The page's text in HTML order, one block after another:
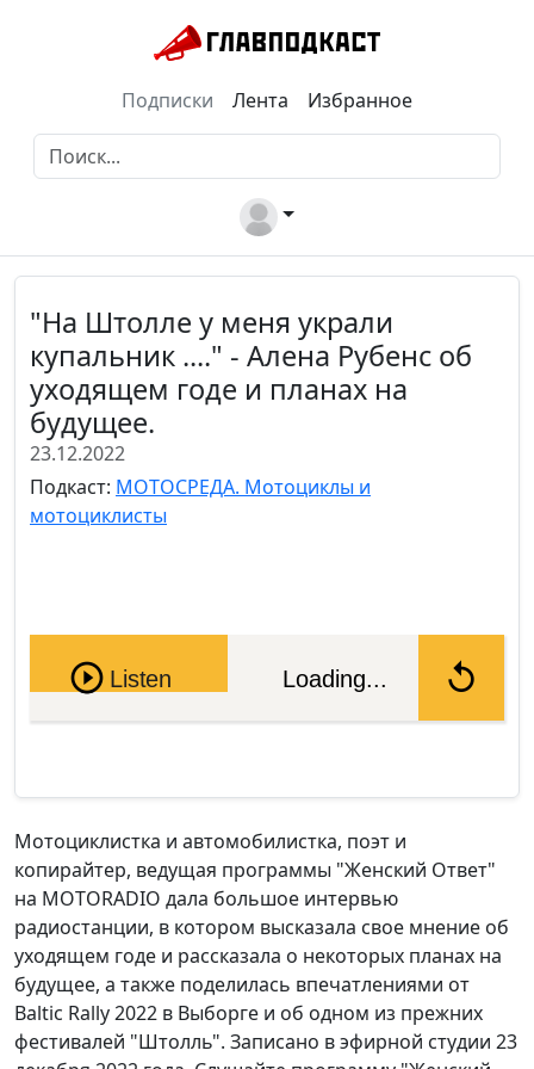
Подписки Лента Избранное
"На Штолле у меня украли
купальник ...." - Алена Рубенс об
уходящем годе и планах на
будущее.
23.12.2022
Подкаст: МОТОСРЕДА. Мотоциклы и
мотоциклисты
Pause
Listen Loading...
Мотоциклистка и автомобилистка, поэт и
копирайтер, ведущая программы "Женский Ответ"
на MOTORADIO дала большое интервью
радиостанции, в котором высказала свое мнение об
уходящем годе и рассказала о некоторых планах на
будущее, а также поделилась впечатлениями от
Baltic Rally 2022 в Выборге и об одном из прежних
фестивалей "Штолль". Записано в эфирной студии 23